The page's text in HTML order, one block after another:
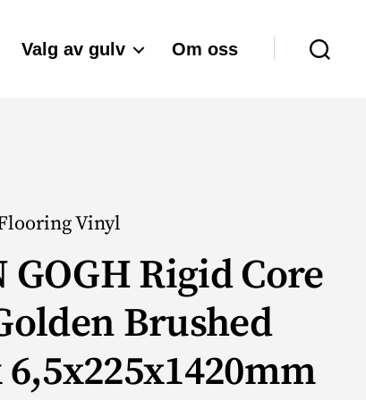
Valg av gulv Om oss
Vinyl
GOGH Rigid Core
Brushed
6,5x225x1420mm